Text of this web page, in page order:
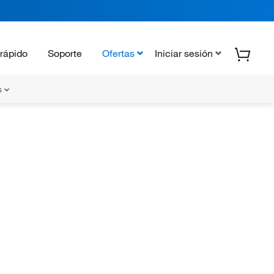
Soporte Ofertas Iniciar sesión